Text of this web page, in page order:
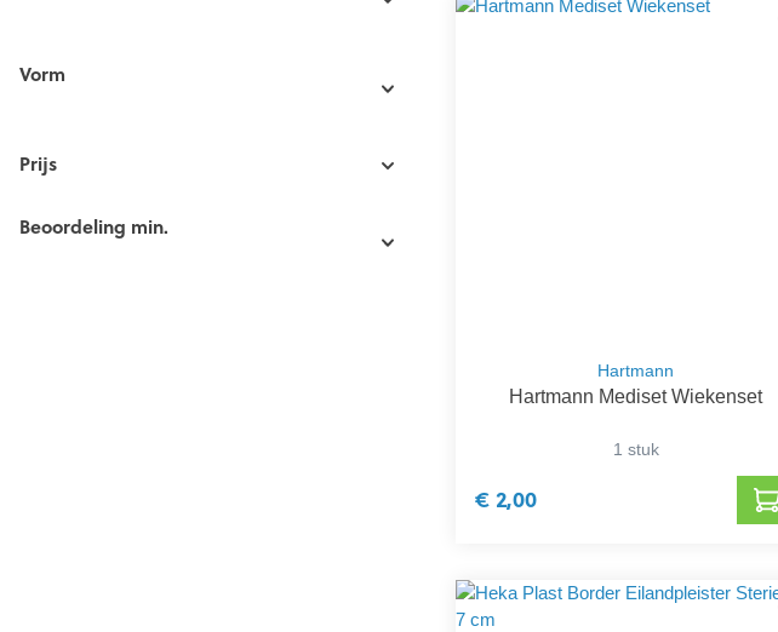
Vorm
Prijs
Beoordeling min.
Hartmann
Hartmann Mediset Wiekenset
1 stuk
€ 2,00